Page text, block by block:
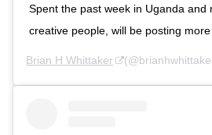
Spent the past week in Uganda and
creative people, will be posting
Brian H Whittaker